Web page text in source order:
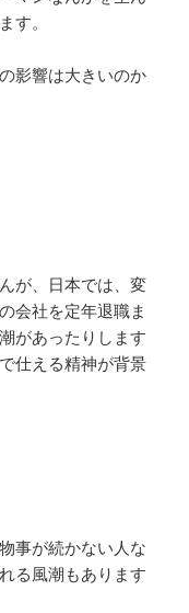
す。
影響は大きいのか
が、日本では、変
会社を定年退職ま
があったりします
仕える精神が背景
事が続かない人な
る風潮もあります